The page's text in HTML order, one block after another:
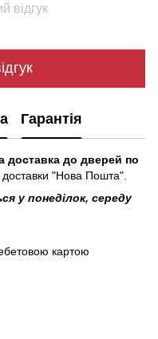
відгук
Гарантія
доставка до дверей по
"Нова Пошта".
у понеділок, середу
картою